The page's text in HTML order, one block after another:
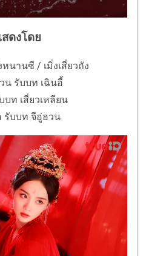
ดงโดย
หนานซี / เมิ่งเสี่ยวถัง
น รับบท เฉินอี้
บท เสี่ยวเหลียน
รับบท จีอู่ฮวน